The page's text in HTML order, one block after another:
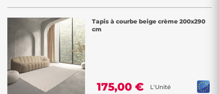
Tapis à courbe beige crème 200x290
cm
175,00 € L'Unité